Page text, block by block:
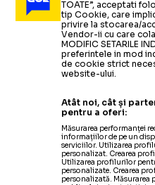
TOATE”, acceptati
tip Cookie, care
privire la stocarea/
Vendor-ii cu care
MODIFIC SETARILE
preferintele in mod
de cookie strict
website-ului.
Atât noi, cât și
pentru a oferi:
Măsurarea performanței
informațiilor de pe un
serviciilor. Utilizarea
personalizat. Crearea
Utilizarea profilurilor
personalizate. Crearea
personalizată.